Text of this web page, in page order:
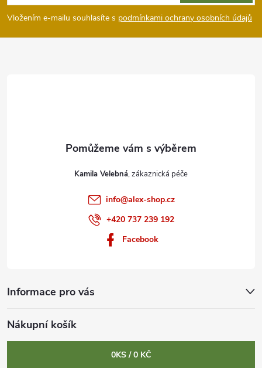
pVložením e-mailu souhlasíte s podmínkami ochrany osobních údajů
Kamila Velebná
info@alex-shop.cz
+420 737 239 192
Facebook
Informace pro vás
Nákupní košík
0KS /0 KČ